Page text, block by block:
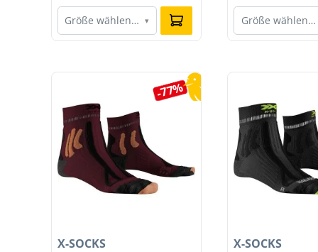
Größe wählen… ▾ Größe wählen…
Produktgalerie überspringen
-77%
X-SOCKS X-SOCKS